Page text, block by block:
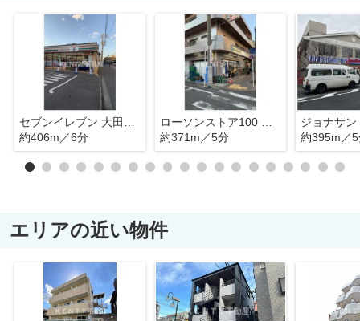
セブンイレブン 大田区西蒲田1丁目店
約406m／6分
ローソンストア100 西蒲田四丁目店
約371m／5分
ジョナサ
約395m／
エリアの近い物件